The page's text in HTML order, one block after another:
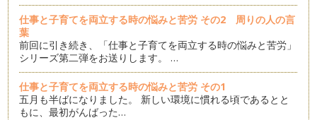
仕事と子育てを両立する時の悩みと苦労 その2 周りの人の言
葉
前回に引き続き、「仕事と子育てを両立する時の悩みと苦労」
シリーズ第二弾をお送りします。 …
仕事と子育てを両立する時の悩みと苦労 その1
五月も半ばになりました。 新しい環境に慣れる頃であるとと
もに、最初がんばった…